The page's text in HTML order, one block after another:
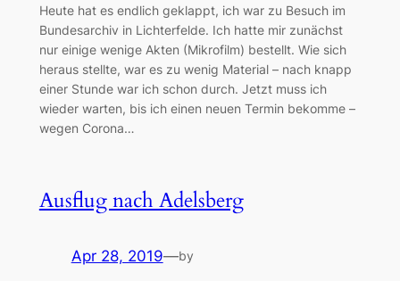
Heute hat es endlich geklappt, ich war zu Besuch im
Bundesarchiv in Lichterfelde. Ich hatte mir zunächst
nur einige wenige Akten (Mikrofilm) bestellt. Wie sich
heraus stellte, war es zu wenig Material – nach knapp
einer Stunde war ich schon durch. Jetzt muss ich
wieder warten, bis ich einen neuen Termin bekomme –
wegen Corona…
Ausflug nach Adelsberg
Apr 28, 2019—by